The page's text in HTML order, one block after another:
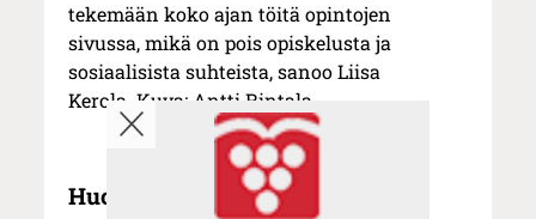
tekemään koko ajan töitä opintojen
sivussa, mikä on pois opiskelusta ja
sosiaalisista suhteista, sanoo Liisa
Kerola. Kuva: Antti Rintala.
Huoli ja palava tahto toimia